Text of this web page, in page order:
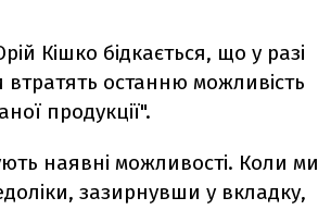
Кішко бідкається, що у разі
останню можливість
продукції".
наявні можливості. Коли ми
зазирнувши у вкладку,